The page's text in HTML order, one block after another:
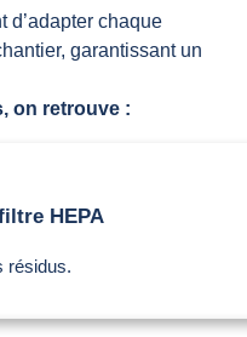
d’adapter chaque
garantissant un
on retrouve :
HEPA
résidus.